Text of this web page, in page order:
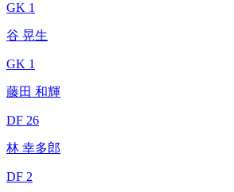
GK 1
谷 晃生
GK 1
藤田 和輝
DF 26
林 幸多郎
DF 2